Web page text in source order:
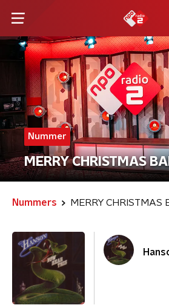
Nummer
MERRY CHRISTMAS
Nummers MERRY CHRISTMAS